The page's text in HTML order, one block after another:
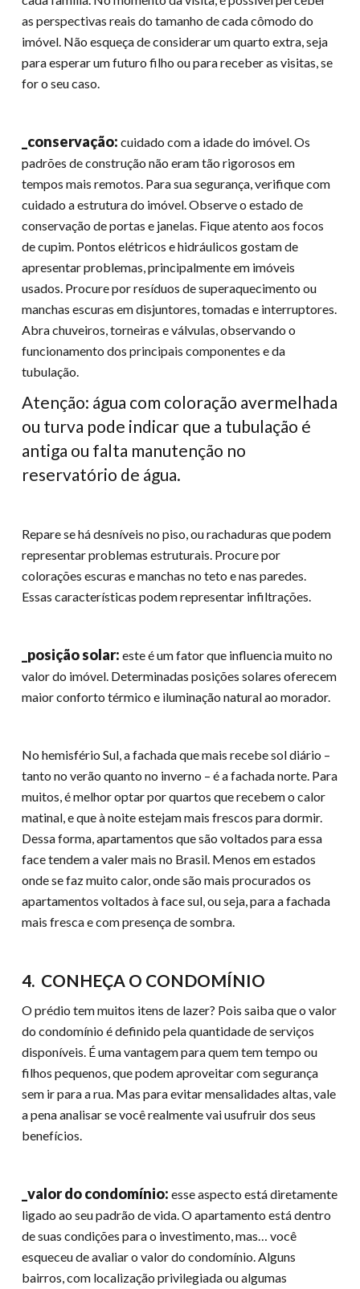
as perspectivas reais do tamanho de cada cômodo do
imóvel. Não esqueça de considerar um quarto extra, seja
para esperar um futuro filho ou para receber as visitas, se
for o seu caso.
_conservação:cuidado com a idade do imóvel. Os
padrões de construção não eram tão rigorosos em
tempos mais remotos. Para sua segurança, verifique com
cuidado a estrutura do imóvel. Observe o estado de
conservação de portas e janelas. Fique atento aos focos
de cupim. Pontos elétricos e hidráulicos gostam de
apresentar problemas, principalmente em imóveis
usados. Procure por resíduos de superaquecimento ou
manchas escuras em disjuntores, tomadas e interruptores.
Abra chuveiros, torneiras e válvulas, observando o
funcionamento dos principais componentes e da
tubulação.
Atenção: água com coloração avermelhada
ou turva pode indicar que a tubulação é
antiga ou falta manutenção no
reservatório de água.
Repare se há desníveis no piso, ou rachaduras que podem
representar problemas estruturais. Procure por
colorações escuras e manchas no teto e nas paredes.
Essas características podem representar infiltrações.
_posição solar:este é um fator que influencia muito no
valor do imóvel. Determinadas posições solares oferecem
maior conforto térmico e iluminação natural ao morador.
No hemisfério Sul, a fachada que mais recebe sol diário –
tanto no verão quanto no inverno – é a fachada norte. Para
muitos, é melhor optar por quartos que recebem o calor
matinal, e que à noite estejam mais frescos para dormir.
Dessa forma, apartamentos que são voltados para essa
face tendem a valer mais no Brasil. Menos em estados
onde se faz muito calor, onde são mais procurados os
apartamentos voltados à face sul, ou seja, para a fachada
mais fresca e com presença de sombra.
4. CONHEÇA O CONDOMÍNIO
O prédio tem muitos itens de lazer? Pois saiba que o valor
do condomínio é definido pela quantidade de serviços
disponíveis. É uma vantagem para quem tem tempo ou
filhos pequenos, que podem aproveitar com segurança
sem ir para a rua. Mas para evitar mensalidades altas, vale
a pena analisar se você realmente vai usufruir dos seus
benefícios.
_valor do condomínio:esse aspecto está diretamente
ligado ao seu padrão de vida. O apartamento está dentro
de suas condições para o investimento, mas… você
esqueceu de avaliar o valor do condomínio. Alguns
bairros, com localização privilegiada ou algumas